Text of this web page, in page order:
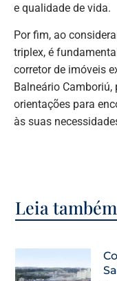
e qualidade de vida.
Por fim, ao
triplex, é
corretor de imóveis
Balneário Camboriú,
orientações para
às suas
Leia também